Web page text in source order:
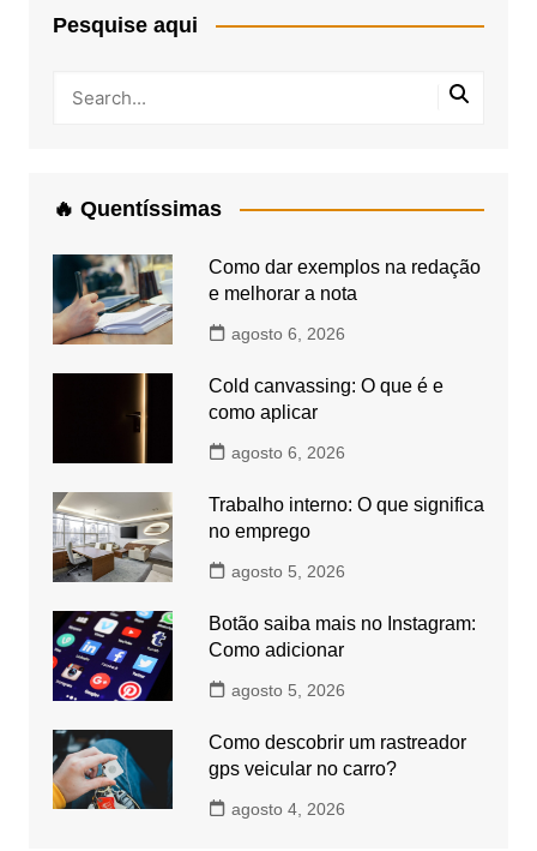
Pesquise aqui
🔥 Quentíssimas
Como dar exemplos na redação
e melhorar a nota
agosto 6, 2026
Cold canvassing: O que é e
como aplicar
agosto 6, 2026
Trabalho interno: O que significa
no emprego
agosto 5, 2026
Botão saiba mais no Instagram:
Como adicionar
agosto 5, 2026
Como descobrir um rastreador
gps veicular no carro?
agosto 4, 2026